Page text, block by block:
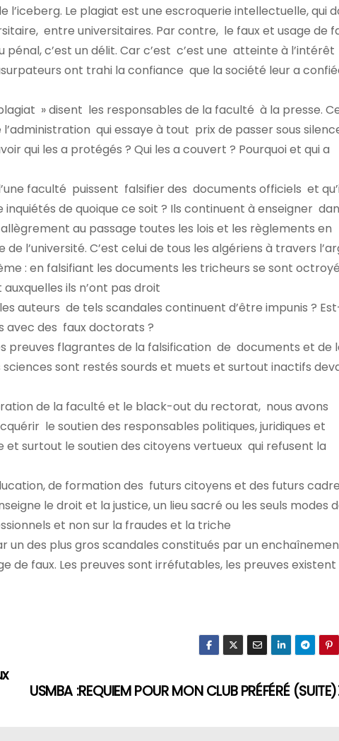
Le plagiat est une escroquerie intellectuelle, qui
entre universitaires. Par contre, le faux et usage de
c’est un délit. Car c’est c’est une atteinte à l’intérêt
ont trahi la confiance que la société leur a
» disent les responsables de la faculté à la presse.
qui essaye à tout prix de passer sous
qui les a protégés ? Qui les a couvert ? Pourquoi et qui a
faculté puissent falsifier des documents officiels et
de quoique ce soit ? Ils continuent à enseigner
au passage toutes les lois et les règlements en
l’université. C’est celui de tous les algériens à travers
: en falsifiant les documents les tricheurs se sont
ils n’ont pas droit
de tels scandales continuent d’être impunis ?
avec des faux doctorats ?
flagrantes de la falsification de documents et de
sont restés sourds et muets et surtout inactifs
de la faculté et le black-out du rectorat, nous avons
le soutien des responsables politiques, juridiques et
et surtout le soutien des citoyens vertueux qui refusent la
de formation des futurs citoyens et des futurs
le droit et la justice, un lieu sacré ou les seuls modes
et non sur la fraudes et la triche
des plus gros scandales constitués par un
de faux. Les preuves sont irréfutables, les preuves existent
USMBA :REQUIEM POUR MON CLUB PRÉFÉRÉ (SUITE)